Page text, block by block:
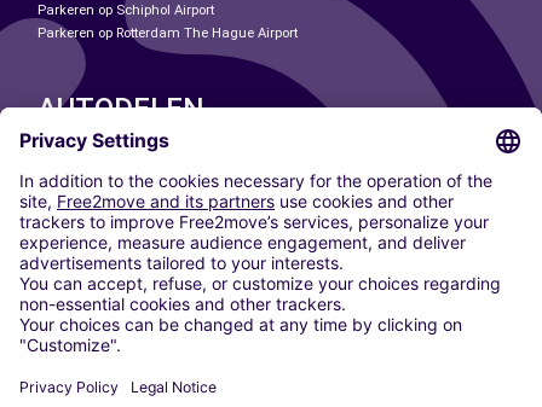
Parkeren op Schiphol Airport
Parkeren op Rotterdam The Hague Airport
AUTODELEN
ONZE STEDEN
Paris
Madrid
Washington DC
Milaan
Rome
Turijn
Wenen
Berlijn
Düsseldorf